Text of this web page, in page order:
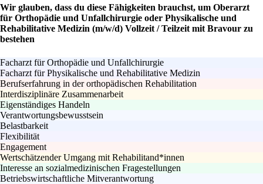
Wir glauben, dass du diese Fähigkeiten brauchst, um Oberarzt
für Orthopädie und Unfallchirurgie oder Physikalische und
Rehabilitative Medizin (m/w/d) Vollzeit / Teilzeit mit Bravour zu
bestehen
Facharzt für Orthopädie und Unfallchirurgie
Facharzt für Physikalische und Rehabilitative Medizin
Berufserfahrung in der orthopädischen Rehabilitation
Interdisziplinäre Zusammenarbeit
Eigenständiges Handeln
Verantwortungsbewusstsein
Belastbarkeit
Flexibilität
Engagement
Wertschätzender Umgang mit Rehabilitand*innen
Interesse an sozialmedizinischen Fragestellungen
Betriebswirtschaftliche Mitverantwortung